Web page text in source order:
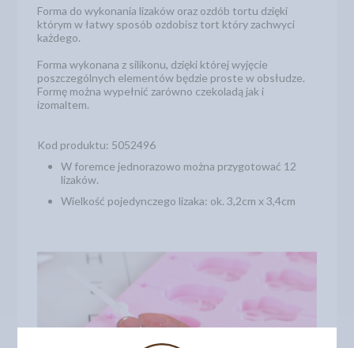
Forma do wykonania lizaków oraz ozdób tortu dzięki
którym w łatwy sposób ozdobisz tort który zachwyci
każdego.
Forma wykonana z silikonu, dzięki której wyjęcie
poszczególnych elementów będzie proste w obsłudze.
Formę można wypełnić zarówno czekoladą jak i
izomaltem.
Kod produktu: 5052496
W foremce jednorazowo można przygotować 12
lizaków.
Wielkość pojedynczego lizaka: ok. 3,2cm x 3,4cm